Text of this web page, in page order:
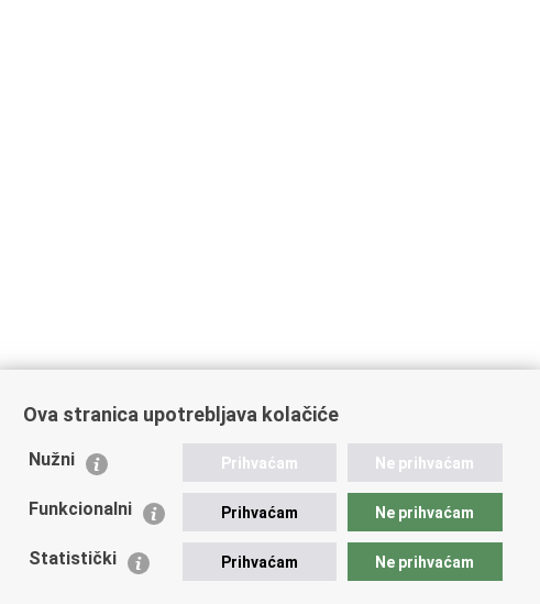
Važne poveznice
Ministarstvo unutarnjih poslova
Udruge
Policijska akademija
Ova stranica upotrebljava kolačiće
Nužni Prihvaćam Ne prihvaćam
Funkcionalni Prihvaćam Ne prihvaćam
Statistički Prihvaćam Ne prihvaćam